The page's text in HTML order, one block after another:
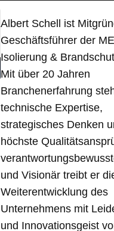
Albert Schell ist
Geschäftsführer der
Isolierung &
Mit über 20 Jahren
Branchenerfahrung
technische Expertise,
strategisches Denken
höchste
und Visionär treibt er
Weiterentwicklung des
Unternehmens mit
und Innovationsgeist